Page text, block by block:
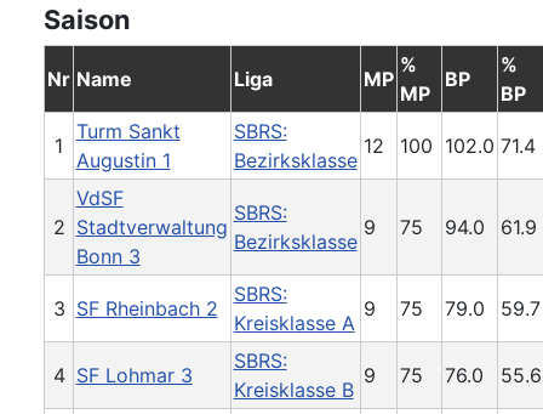
Saison
Nr Name Liga MP
%
MP
BP
%
BP
1
Turm Sankt
Augustin 1
SBRS:
Bezirksklasse
12 100 102.0 71.4
2
VdSF
Stadtverwaltung
Bonn 3
SBRS:
Bezirksklasse
9 75 94.0 61.9
3 SF Rheinbach 2
SBRS:
Kreisklasse A
9 75 79.0 59.7
4 SF Lohmar 3
SBRS:
Kreisklasse B
9 75 76.0 55.6